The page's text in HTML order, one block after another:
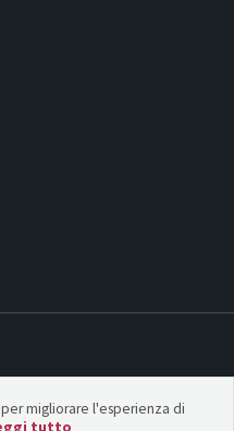
migliorare l'esperienza di
tutto